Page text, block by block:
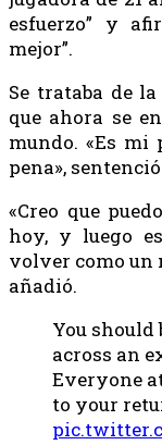
esfuerzo” y
mejor”.
Se trataba de
que ahora se
mundo. «Es
pena»,
«Creo que
hoy, y luego
volver como un
añadió.
You
across an
Everyone
to your